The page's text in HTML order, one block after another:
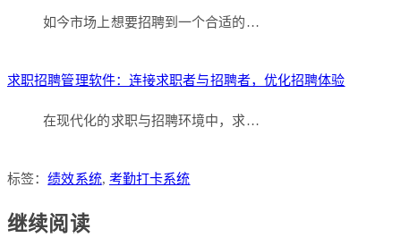
如今市场上想要招聘到一个合适的…
求职招聘管理软件：连接求职者与招聘者，优化招聘体验
在现代化的求职与招聘环境中，求…
标签：绩效系统, 考勤打卡系统
继续阅读